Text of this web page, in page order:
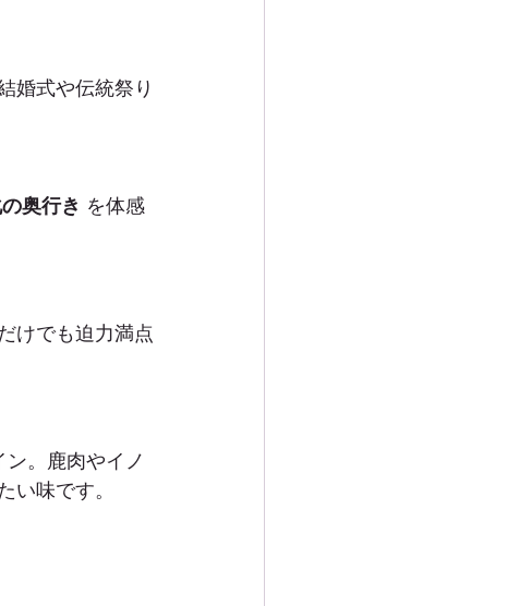
婚式や伝統祭り
奥行き を体感
けでも迫力満点
ン。鹿肉やイノ
味です。